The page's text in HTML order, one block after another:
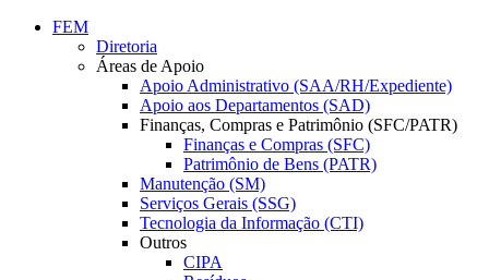
Conteúdo principal
FEM
Diretoria
Áreas de Apoio
Apoio Administrativo (SAA/RH/Expediente)
Apoio aos Departamentos (SAD)
Finanças, Compras e Patrimônio (SFC/PATR)
Finanças e Compras (SFC)
Patrimônio de Bens (PATR)
Manutenção (SM)
Serviços Gerais (SSG)
Tecnologia da Informação (CTI)
Outros
CIPA